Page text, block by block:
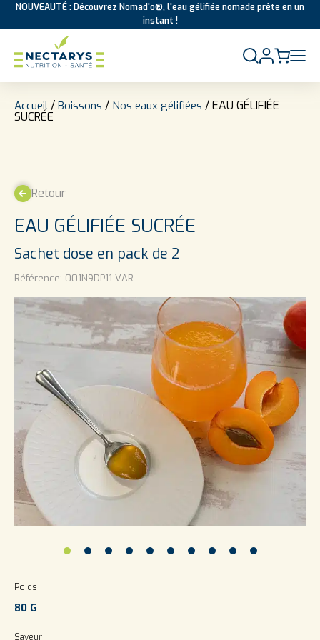
Aller au contenu
NOUVEAUTÉ : Découvrez Nomad'o®, l'eau gélifiée nomade prête en un
instant !
Accueil / Boissons / Nos eaux gélifiées / EAU GÉLIFIÉE
SUCRÉE
Retour
EAU GÉLIFIÉE SUCRÉE
Sachet dose en pack de 2
Référence: 001N9DP11-VAR
Poids
80 G
Saveur